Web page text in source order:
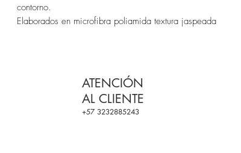
contorno.
Elaborados en microfibra poliamida textura jaspeada
ATENCIÓN
AL CLIENTE
+57 3232885243